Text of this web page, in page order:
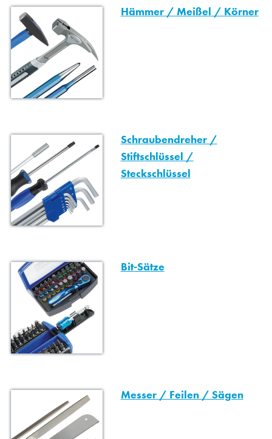
Hämmer / Meißel / Körner
Schraubendreher /
Stiftschlüssel /
Steckschlüssel
Bit-Sätze
Messer / Feilen / Sägen